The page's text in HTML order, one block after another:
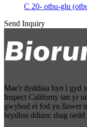
C 20- otbu-glu
Send Inquiry
Mae'r dyddiau hyn i gyd
Inspect Californy tan yr
gwybod ei fod yn llawer
brydlon ddianc rhag